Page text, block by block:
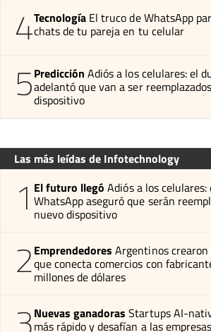
4Tecnología El truco de WhatsApp
chats de tu pareja en tu celular
5Predicción Adiós a los celulares: el
adelantó que van a ser
dispositivo
Las más leídas de Infotechnology
1 El futuro llegó Adiós a los celulares:
WhatsApp aseguró que serán
nuevo dispositivo
2Emprendedores Argentinos
que conecta comercios con
millones de dólares
Nuevas ganadoras Startups AI-
más rápido y desafían a las